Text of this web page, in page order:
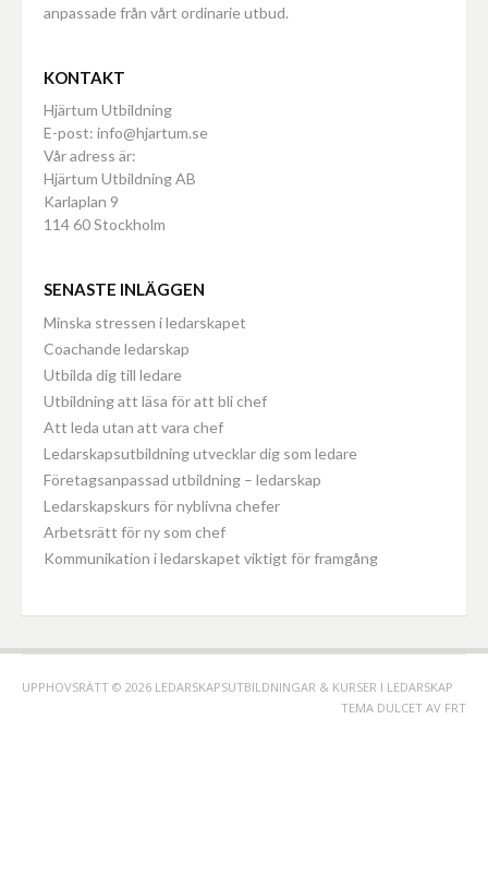
anpassade från vårt ordinarie utbud.
KONTAKT
Hjärtum Utbildning
E-post: info@hjartum.se
Vår adress är:
Hjärtum Utbildning AB
Karlaplan 9
114 60 Stockholm
SENASTE INLÄGGEN
Minska stressen i ledarskapet
Coachande ledarskap
Utbilda dig till ledare
Utbildning att läsa för att bli chef
Att leda utan att vara chef
Ledarskapsutbildning utvecklar dig som ledare
Företagsanpassad utbildning – ledarskap
Ledarskapskurs för nyblivna chefer
Arbetsrätt för ny som chef
Kommunikation i ledarskapet viktigt för framgång
UPPHOVSRÄTT © 2026 LEDARSKAPSUTBILDNINGAR & KURSER I LEDARSKAP
TEMA DULCET AV FRT